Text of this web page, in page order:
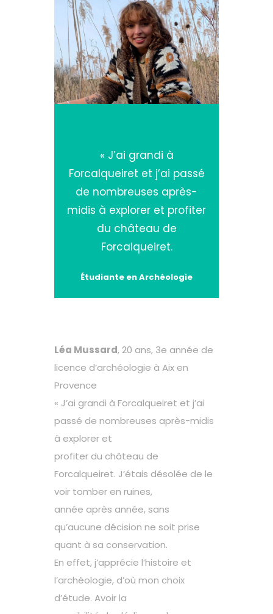
« J’ai grandi à
Forcalqueiret et j’ai passé
de nombreuses après-
midis à explorer et profiter
du château de
Forcalqueiret.
Étudiante en Archéologie
Léa Mussard, 20 ans, 3e année de
licence d’archéologie à Aix en
Provence
« J’ai grandi à Forcalqueiret et j’ai
passé de nombreuses après-midis
à explorer et
profiter du château de
Forcalqueiret. J’étais désolée de le
voir tomber en ruines,
année après année, sans
qu’aucune décision ne soit prise
quant à sa conservation.
En effet, j’apprécie l’histoire et
l’archéologie, d’où mon choix
d’étude. Avoir la